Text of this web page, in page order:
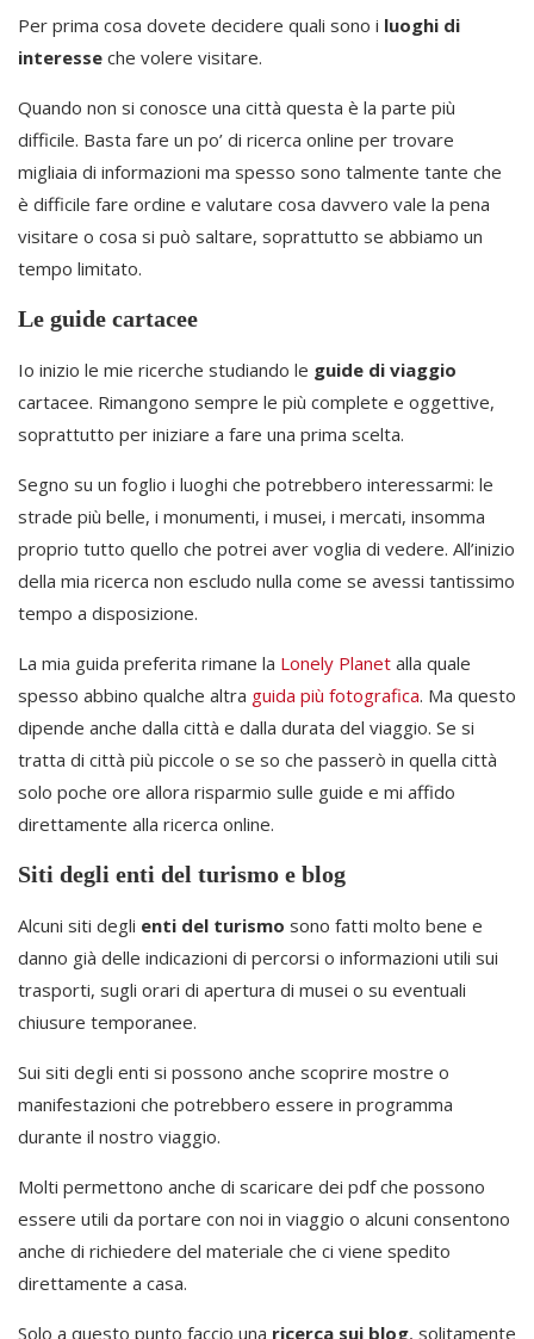
Per prima cosa dovete decidere quali sono i luoghi di
interesse che volere visitare.
Quando non si conosce una città questa è la parte più
difficile. Basta fare un po’ di ricerca online per trovare
migliaia di informazioni ma spesso sono talmente tante che
è difficile fare ordine e valutare cosa davvero vale la pena
visitare o cosa si può saltare, soprattutto se abbiamo un
tempo limitato.
Le guide cartacee
Io inizio le mie ricerche studiando le guide di viaggio
cartacee. Rimangono sempre le più complete e oggettive,
soprattutto per iniziare a fare una prima scelta.
Segno su un foglio i luoghi che potrebbero interessarmi: le
strade più belle, i monumenti, i musei, i mercati, insomma
proprio tutto quello che potrei aver voglia di vedere. All’inizio
della mia ricerca non escludo nulla come se avessi tantissimo
tempo a disposizione.
La mia guida preferita rimane la Lonely Planet alla quale
spesso abbino qualche altra guida più fotografica. Ma questo
dipende anche dalla città e dalla durata del viaggio. Se si
tratta di città più piccole o se so che passerò in quella città
solo poche ore allora risparmio sulle guide e mi affido
direttamente alla ricerca online.
Siti degli enti del turismo e blog
Alcuni siti degli enti del turismo sono fatti molto bene e
danno già delle indicazioni di percorsi o informazioni utili sui
trasporti, sugli orari di apertura di musei o su eventuali
chiusure temporanee.
Sui siti degli enti si possono anche scoprire mostre o
manifestazioni che potrebbero essere in programma
durante il nostro viaggio.
Molti permettono anche di scaricare dei pdf che possono
essere utili da portare con noi in viaggio o alcuni consentono
anche di richiedere del materiale che ci viene spedito
direttamente a casa.
Solo a questo punto faccio una ricerca sui blog, solitamente